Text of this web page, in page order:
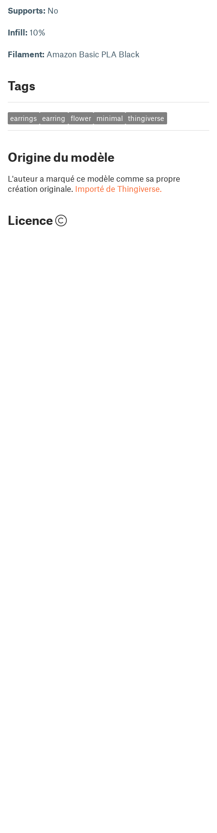
Supports: No
Infill: 10%
Filament: Amazon Basic PLA Black
Tags
earrings earring flower minimal thingiverse
Origine du modèle
L'auteur a marqué ce modèle comme sa propre
création originale. Importé de Thingiverse.
Licence